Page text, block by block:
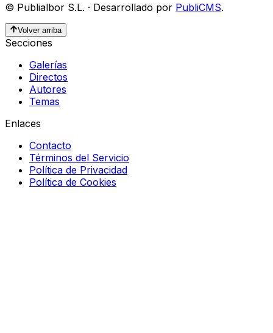
© Publialbor S.L. · Desarrollado por PubliCMS.
Volver arriba
Secciones
Galerías
Directos
Autores
Temas
Enlaces
Contacto
Términos del Servicio
Política de Privacidad
Política de Cookies